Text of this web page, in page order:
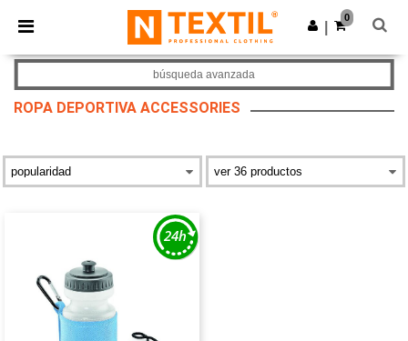
× App de Ntextil
¡Mejores precios en app!
Descargar app
0
ROPA DEPORTIVA ACCESSORIES
búsqueda avanzada